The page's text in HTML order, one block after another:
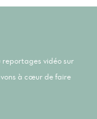
vidéo sur
à cœur de faire